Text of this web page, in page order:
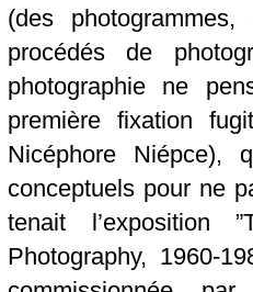
(des
procédés de
photographie ne
première fixation
Nicéphore Niépce),
conceptuels pour ne
tenait l’exposition
Photography, 1960-